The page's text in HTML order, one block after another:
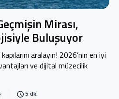
Mirası,
Buluşuyor
aralayın! 2026’nın en iyi
ve dijital müzecilik
5 dk.